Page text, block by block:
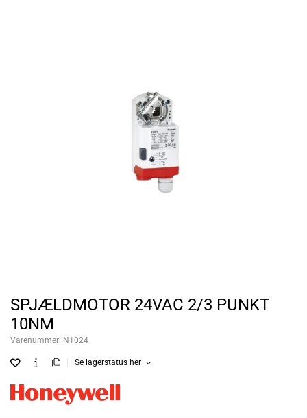
SPJÆLDMOTOR 24VAC 2/3 PUNKT
10NM
Varenummer: N1024
Se lagerstatus her